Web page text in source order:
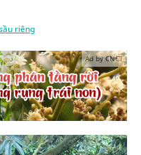
riêng
Ad by CNCT